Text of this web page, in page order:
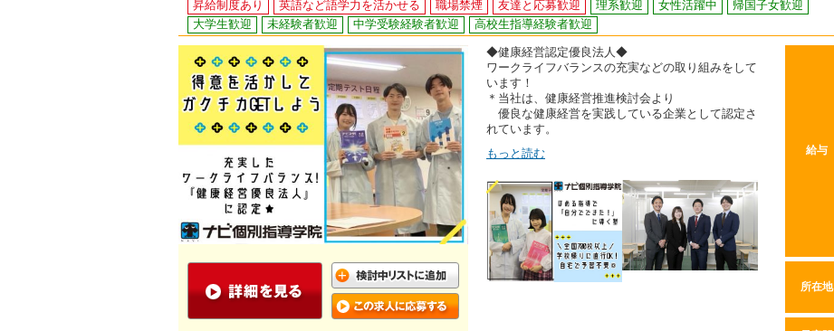
昇給制度あり
英語など語学力を活かせる 職場禁煙 友達と応募歓迎 理系歓迎 女性活躍中
帰国子女歓迎
大学生歓迎
未経験者歓迎 中学受験経験者歓迎 高校生指導経験者歓迎
◆健康経営認定優良法人◆
ワークライフバランスの充実などの取り組みをして
います！
＊当社は、健康経営推進検討会より
優良な健康経営を実践している企業として認定さ
れています。
もっと読む
給与
所在地